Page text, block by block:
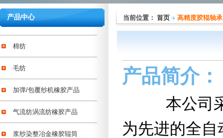
产品中心
棉纺
毛纺
加弹/包覆纱机橡胶产品
气流纺涡流纺橡胶产品
浆纱染整冶金橡胶辊筒
当前位置： 首页 高精度胶辊轴承
产品简介：
本公司采
为先进的全